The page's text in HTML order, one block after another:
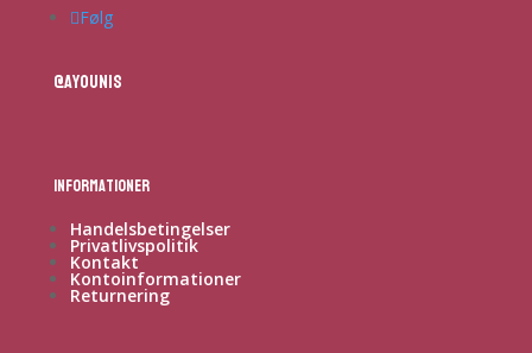
Følg
@ayounis
Informationer
Handelsbetingelser
Privatlivspolitik
Kontakt
Kontoinformationer
Returnering